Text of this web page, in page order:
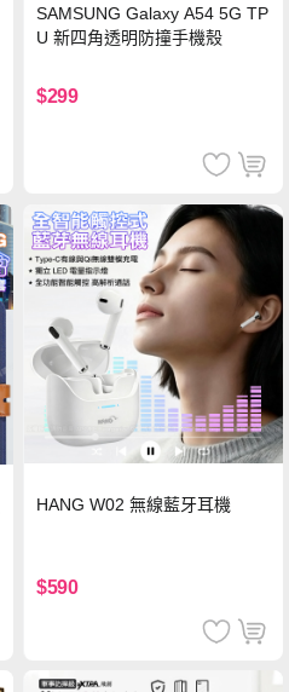
SAMSUNG Galaxy A54 5G TP
U 新四角透明防撞手機殼
$299
HANG W02 無線藍牙耳機
$590